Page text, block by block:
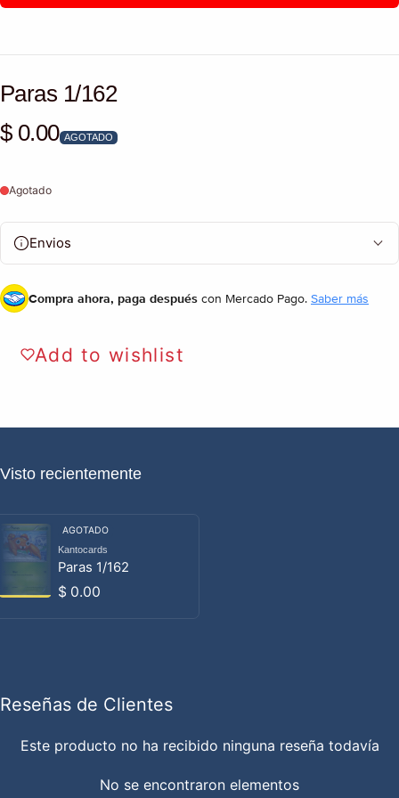
Paras 1/162
Precio habitual
$ 0.00 AGOTADO
Agotado
Envios
Compra ahora, paga después con Mercado Pago. Saber más
Add to wishlist
Visto recientemente
AGOTADO
Proveedor:
Kantocards
Paras 1/162
Precio habitual
$ 0.00
Reseñas de Clientes
Este producto no ha recibido ninguna reseña todavía
No se encontraron elementos